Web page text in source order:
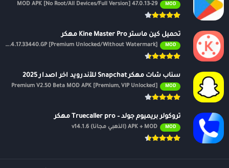
MOD
47.0.13-29 MOD APK [No Root/All Devices/Full Version]
تحميل كين ماستر Kine Master Pro مهكر
MOD
APK v7.4.17.33440.GP [Premium Unlocked/Without Watermark]
سناب شات مهكر Snapchat للأندرويد اخر اصدار 2025
MOD
Premium V2.50 Beta MOD APK [Premium, VIP Unlocked]
تروكولر بريميوم جولد – Truecaller pro مهكر
MOD APK + MOD (الذهبي مجانًا) v14.1.6